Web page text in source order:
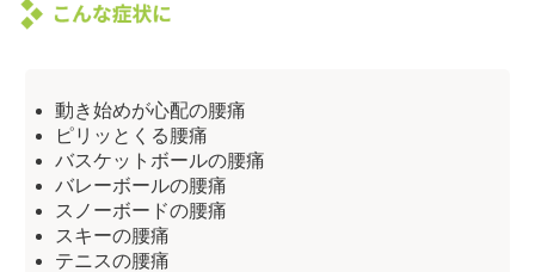
動き始めが心配の腰痛
ピリッとくる腰痛
バスケットボールの腰痛
バレーボールの腰痛
スノーボードの腰痛
スキーの腰痛
テニスの腰痛